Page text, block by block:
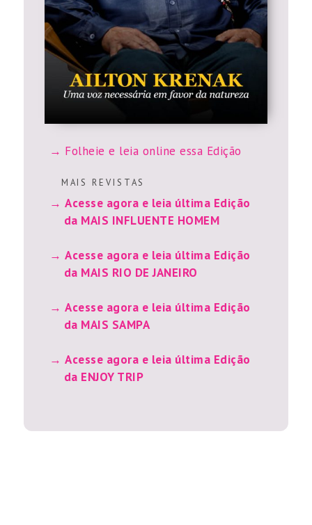
Folheie e leia online essa Edição
M A I S R E V I S T A S
Acesse agora e leia última Edição
da MAIS INFLUENTE HOMEM
Acesse agora e leia última Edição
da MAIS RIO DE JANEIRO
Acesse agora e leia última Edição
da MAIS SAMPA
Acesse agora e leia última Edição
da ENJOY TRIP